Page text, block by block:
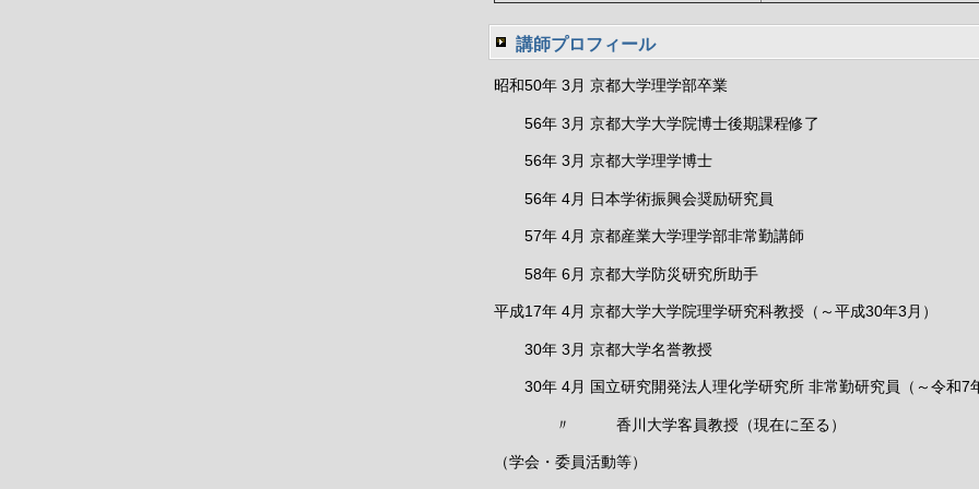
講師プロフィール
昭和50年 3月 京都大学理学部卒業
56年 3月 京都大学大学院博士後期課程修了
56年 3月 京都大学理学博士
56年 4月 日本学術振興会奨励研究員
57年 4月 京都産業大学理学部非常勤講師
58年 6月 京都大学防災研究所助手
平成17年 4月 京都大学大学院理学研究科教授（～平成30年3月）
30年 3月 京都大学名誉教授
30年 4月 国立研究開発法人理化学研究所 非常勤研究員（～令和7
〃 香川大学客員教授（現在に至る）
（学会・委員活動等）